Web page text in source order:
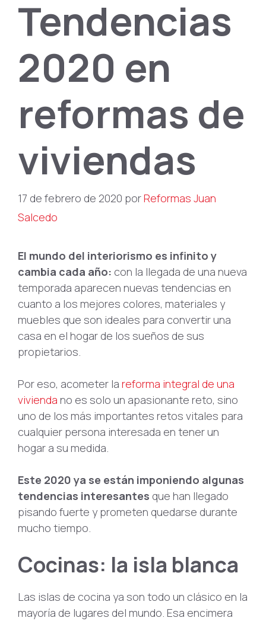
Tendencias
2020 en
reformas de
viviendas
17 de febrero de 2020 porReformas Juan
Salcedo
El mundo del interiorismo es infinito y
cambia cada año: con la llegada de una nueva
temporada aparecen nuevas tendencias en
cuanto a los mejores colores, materiales y
muebles que son ideales para convertir una
casa en el hogar de los sueños de sus
propietarios.
Por eso, acometer la reforma integral de una
vivienda no es solo un apasionante reto, sino
uno de los más importantes retos vitales para
cualquier persona interesada en tener un
hogar a su medida.
Este 2020 ya se están imponiendo algunas
tendencias interesantes que han llegado
pisando fuerte y prometen quedarse durante
mucho tiempo.
Cocinas: la isla blanca
Las islas de cocina ya son todo un clásico en la
mayoría de lugares del mundo. Esa encimera